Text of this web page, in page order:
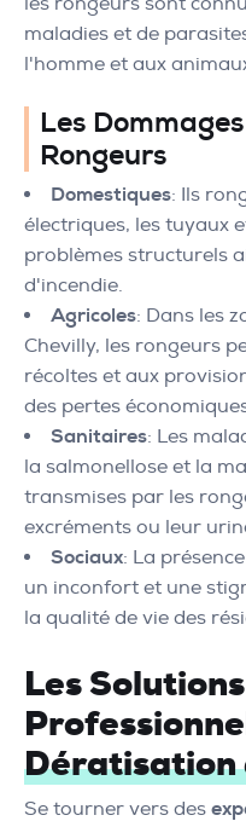
maladies et de
l'homme et aux
Les
Rongeurs
Domestiques: Ils
électriques, les tuyaux
problèmes structurels
d'incendie.
Agricoles: Dans les
Chevilly, les rongeurs
récoltes et aux
des pertes
Sanitaires: Les
la salmonellose et la
transmises par les
excréments ou leur
Sociaux: La
un inconfort et une
la qualité de vie des
Les Solutions
Dératisation
Se tourner vers des